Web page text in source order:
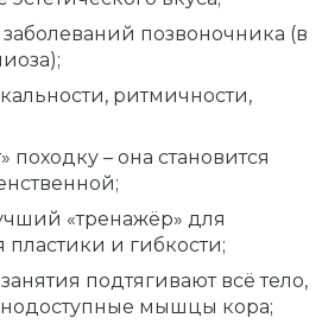
позвоночника (в
ритмичности,
походку – она становится
«тренажёр» для
и гибкости;
подтягивают всё тело,
мышцы кора;